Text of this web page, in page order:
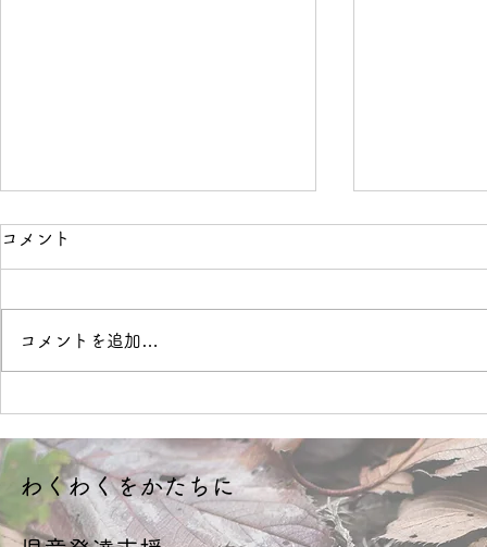
コメント
コメントを追加…
​わくわくをかたちに